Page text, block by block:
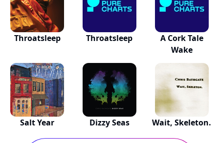
Throatsleep Throatsleep
A Cork Tale
Wake
Salt Year Dizzy Seas Wait, Skeleton.